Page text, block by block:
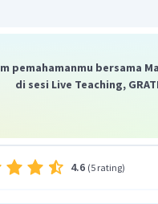
pemahamanmu bersama
di sesi Live Teaching,
4.6 (5 rating)